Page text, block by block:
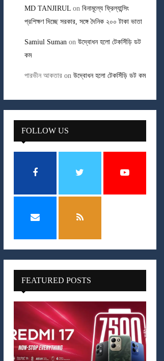
MD TANJIRUL on বিনামূল্যে ফ্রিল্যান্সিং
প্রশিক্ষণ দিচ্ছে সরকার, সঙ্গে দৈনিক ২০০ টাকা ভাতা
Samiul Suman on উদ্বোধন হলো টেকসিঁড়ি ডট
কম
পারভীন আকতার on উদ্বোধন হলো টেকসিঁড়ি ডট কম
FOLLOW US
FEATURED POSTS